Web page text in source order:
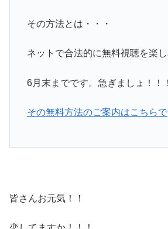
その方法とは・・・
ネットで合法的に無料視聴を楽し
6月末までです。急ぎましょ！！！
その無料方法のご案内はこちらで
皆さんお元気！！